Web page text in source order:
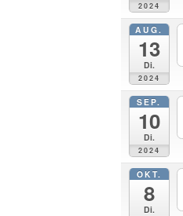
2024
AUG.
13
Di.
2024
SEP.
10
Di.
2024
OKT.
8
Di.